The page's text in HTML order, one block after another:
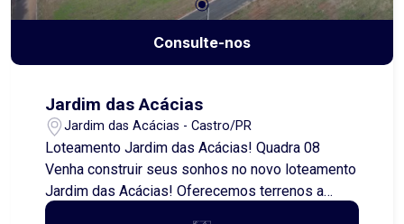
Consulte-nos
Jardim das Acácias
Jardim das Acácias - Castro/PR
Loteamento Jardim das Acácias! Quadra 08
Venha construir seus sonhos no novo loteamento
Jardim das Acácias! Oferecemos terrenos a
partir de 160,00 metros quadrados, perfeitos